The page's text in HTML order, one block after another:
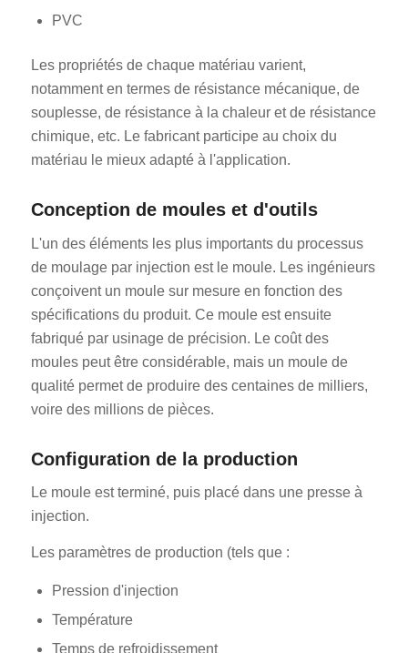
PVC
Les propriétés de chaque matériau varient,
notamment en termes de résistance mécanique, de
souplesse, de résistance à la chaleur et de résistance
chimique, etc. Le fabricant participe au choix du
matériau le mieux adapté à l'application.
Conception de moules et d'outils
L'un des éléments les plus importants du processus
de moulage par injection est le moule. Les ingénieurs
conçoivent un moule sur mesure en fonction des
spécifications du produit. Ce moule est ensuite
fabriqué par usinage de précision. Le coût des
moules peut être considérable, mais un moule de
qualité permet de produire des centaines de milliers,
voire des millions de pièces.
Configuration de la production
Le moule est terminé, puis placé dans une presse à
injection.
Les paramètres de production (tels que :
Pression d'injection
Température
Temps de refroidissement